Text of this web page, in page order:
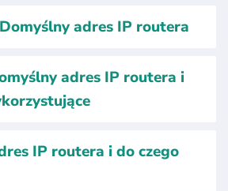
adres IP routera
adres IP routera i
IP routera i do czego